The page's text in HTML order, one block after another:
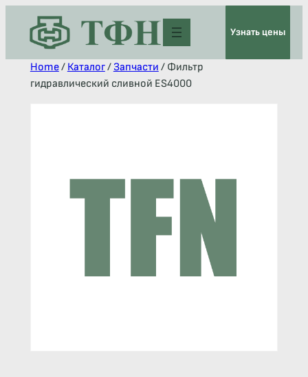
Узнать цены
Home/ Каталог/ Запчасти / Фильтр
гидравлический сливной ES4000